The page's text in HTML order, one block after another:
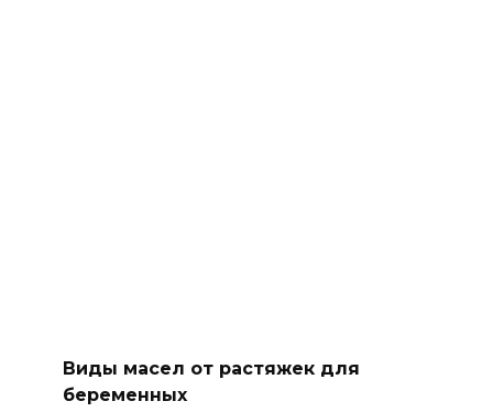
Виды масел от растяжек для
беременных